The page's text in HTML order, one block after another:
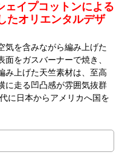
ェイプコットンによる
たオリエンタルデザ
気を含みながら編み上げた
をガスバーナーで焼き、
み上げた天竺素材は、至高
に走る凹凸感が雰囲気抜群
に日本からアメリカへ国を